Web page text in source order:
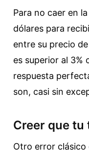
Para no caer en
dólares para
entre su precio
es superior al 3%
respuesta
son, casi sin
Creer que tu
Otro error clásico